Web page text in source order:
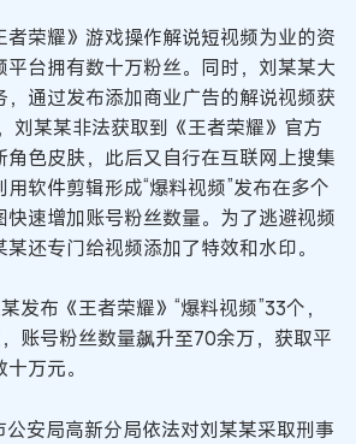
者荣耀》游戏操作解说短视频为业的资
平台拥有数十万粉丝。同时，刘某某大
，通过发布添加商业广告的解说视频获
刘某某非法获取到《王者荣耀》官方
角色皮肤，此后又自行在互联网上搜集
软件剪辑形成“爆料视频”发布在多个
快速增加账号粉丝数量。为了逃避视频
还专门给视频添加了特效和水印。
发布《王者荣耀》“爆料视频”33个，
账号粉丝数量飙升至70余万，获取平
万元。
安局高新分局依法对刘某某采取刑事